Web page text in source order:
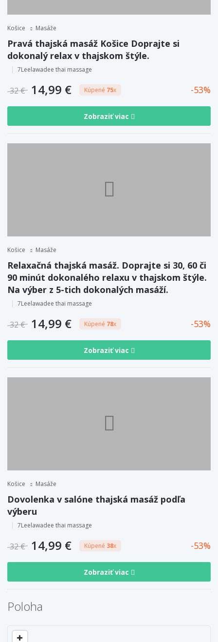
Košice Masáže
Pravá thajská masáž Košice Doprajte si
dokonalý relax v thajskom štýle.
7Leelawadee thai massage
32 € 14,99 € Kúpené 75x 53
Zobraziť viac
Košice Masáže
Relaxačná thajská masáž. Doprajte si 30, 60 či
90 minút dokonalého relaxu v thajskom štýle.
Na výber z 5-tich dokonalých masáží.
7Leelawadee thai massage
32 € 14,99 € Kúpené 78x 53
Zobraziť viac
Košice Masáže
Dovolenka v salóne thajská masáž podľa
výberu
7Leelawadee thai massage
32 € 14,99 € Kúpené 38x 53
Zobraziť viac
Poloha